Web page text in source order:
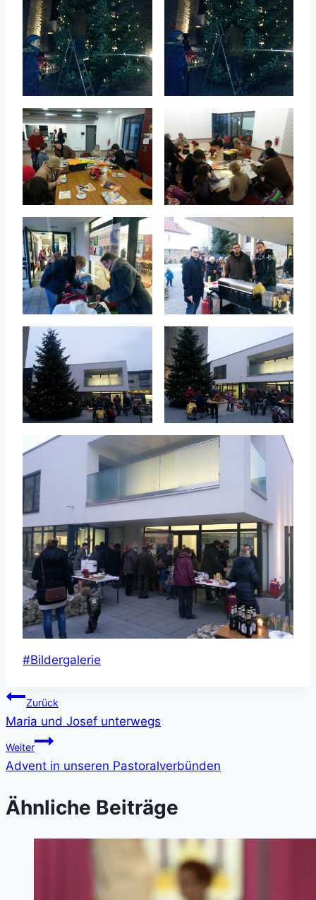
Schlagworte:
#Bildergalerie
Beitragsnavigation
Zurück
Maria und Josef unterwegs
Weiter
Advent in unseren Pastoralverbünden
Ähnliche Beiträge